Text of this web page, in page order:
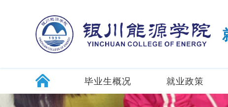
毕业生概况 就业政策